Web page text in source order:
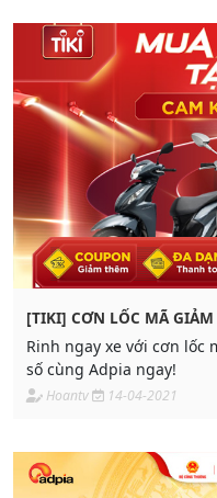
[TIKI] CƠN LỐC MÃ GIẢM
Rinh ngay xe với cơn lốc
số cùng Adpia ngay!
Hoantv 14-04-2021